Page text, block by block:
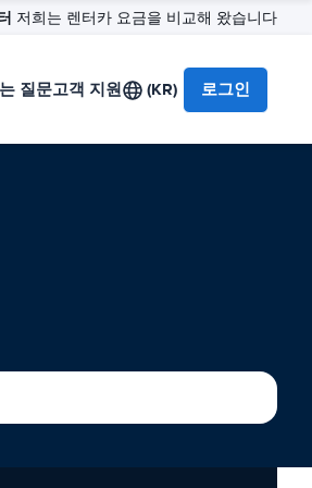
저희는 렌터카 요금을 비교해 왔습니다
질문고객 지원 (KR) 로그인